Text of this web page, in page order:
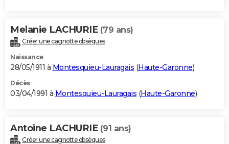
Melanie LACHURIE (79 ans)
Créer une cagnotte obsèques
Naissance
28/05/1911 à Montesquieu-Lauragais (Haute-Garonne)
Décès
03/04/1991 à Montesquieu-Lauragais (Haute-Garonne)
Antoine LACHURIE (91 ans)
Créer une cagnotte obsèques